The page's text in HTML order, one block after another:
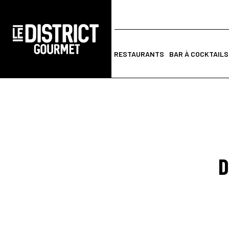
RESTAURANTS BAR À COCKTAILS